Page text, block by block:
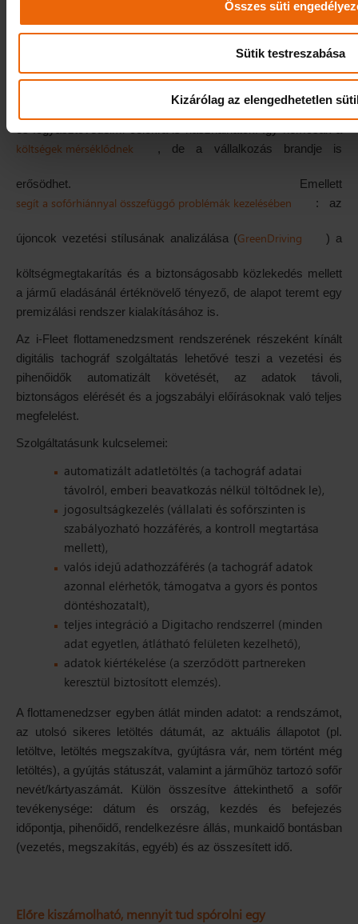
Összes süti
Sütik testreszabása
Kizárólag az elengedhetetlen
flottamenedzsment rendszerhez kapcsolódó, akár
egyedi fejlesztések lehetővé teszik a hatékonyabb
munkaszervezést, a szolgáltatások színvonalának növelését
és fogyasztóvédelmi célokra is használhatók. Így nemcsak a
költségek mérséklődnek , de a vállalkozás brandje is
erősödhet. Emellett
segít a sofőrhiánnyal összefüggő problémák kezelésében : az
újoncok vezetési stílusának analizálása (GreenDriving ) a
költségmegtakarítás és a biztonságosabb közlekedés mellett
a jármű eladásánál értéknövelő tényező, de alapot teremt egy
premizálási rendszer kialakításához is.
Az i-Fleet flottamenedzsment rendszerének részeként kínált
digitális tachográf szolgáltatás lehetővé teszi a vezetési és
pihenőidők automatizált követését, az adatok távoli,
biztonságos elérését és a jogszabályi előírásoknak való teljes
megfelelést.
Szolgáltatásunk kulcselemei:
automatizált adatletöltés (a tachográf adatai
távolról, emberi beavatkozás nélkül töltődnek le),
jogosultságkezelés (vállalati és sofőrszinten is
szabályozható hozzáférés, a kontroll megtartása
mellett),
valós idejű adathozzáférés (a tachográf adatok
azonnal elérhetők, támogatva a gyors és pontos
döntéshozatalt),
teljes integráció a Digitacho rendszerrel (minden
adat egyetlen, átlátható felületen kezelhető),
adatok kiértékelése (a szerződött partnereken
keresztül biztosított elemzés).
A flottamenedzser egyben átlát minden adatot: a rendszámot,
az utolsó sikeres letöltés dátumát, az aktuális állapotot (pl.
letöltve, letöltés megszakítva, gyújtásra vár, nem történt még
letöltés), a gyújtás státuszát, valamint a járműhöz tartozó sofőr
nevét/kártyaszámát. Külön összesítve áttekinthető a sofőr
tevékenysége: dátum és ország, kezdés és befejezés
időpontja, pihenőidő, rendelkezésre állás, munkaidő bontásban
(vezetés, megszakítás, egyéb) és az összesített idő.
Előre kiszámolható, mennyit tud spórolni egy